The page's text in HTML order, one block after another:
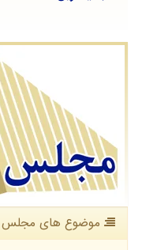
موضوع های مجلس